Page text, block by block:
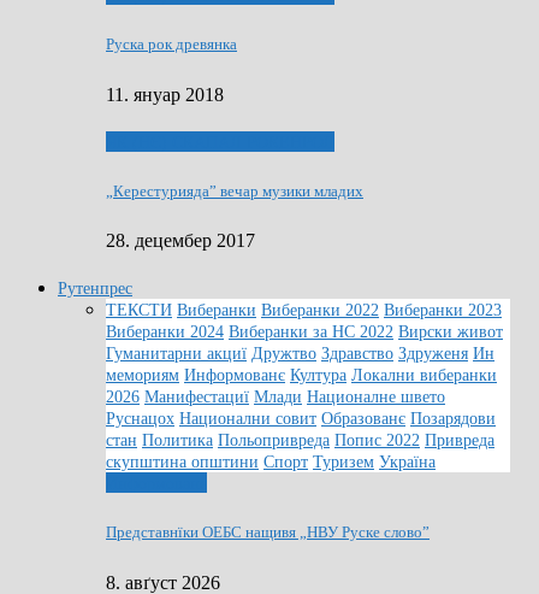
Руска рок древянка
11. януар 2018
„Керестурияда” вечар музики младих
28. децембер 2017
Рутенпрес
ТЕКСТИ Виберанки Виберанки 2022 Виберанки 2023
Виберанки 2024 Виберанки за НС 2022 Вирски живот
Гуманитарни акциї Дружтво Здравство Здруженя Ин
мемориям Информованє Култура Локални виберанки
2026 Манифестациї Млади Националне швето
Руснацох Национални совит Образованє Позарядови
стан Политика Польопривреда Попис 2022 Привреда
скупштина општини Спорт Туризем Україна
Представнїки ОЕБС нащивя „НВУ Руске слово”
8. авґуст 2026